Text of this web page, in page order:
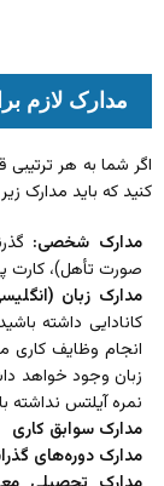
مدارک لازم
اگر شما به هر ترتیبی
کنید که باید مدارک
مدارک شخصی:
صورت تأهل)، کارت
مدارک زبان
کانادایی داشته
انجام وظایف کاری
زبان وجود خواهد
نمره آیلتس نداشته
مدارک سوابق کاری
مدارک دوره‌های